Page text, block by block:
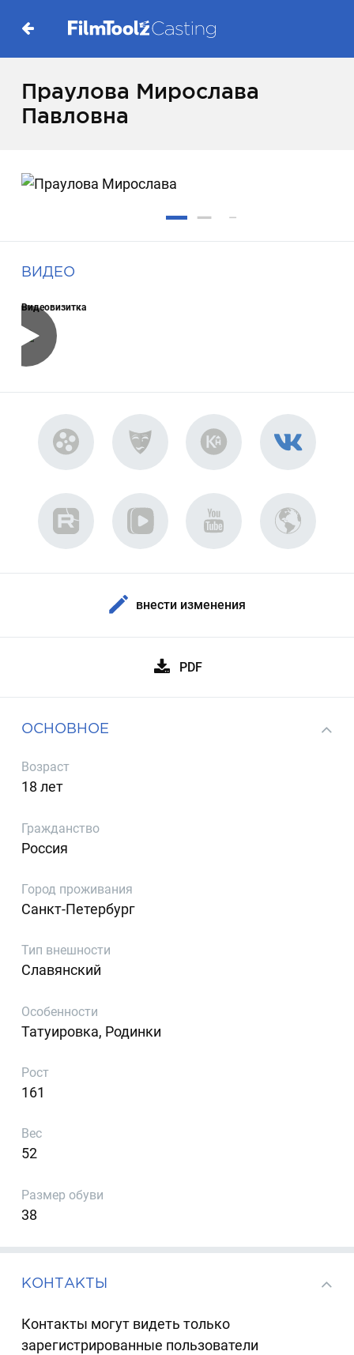
Праулова Мирослава
Павловна
ВИДЕО
Видеовизитка
внести изменения
PDF
ОСНОВНОЕ
Возраст
18 лет
Гражданство
Россия
Город проживания
Санкт-Петербург
Тип внешности
Славянский
Особенности
Татуировка, Родинки
Рост
161
Вес
52
Размер обуви
38
КОНТАКТЫ
Контакты могут видеть только
зарегистрированные пользователи